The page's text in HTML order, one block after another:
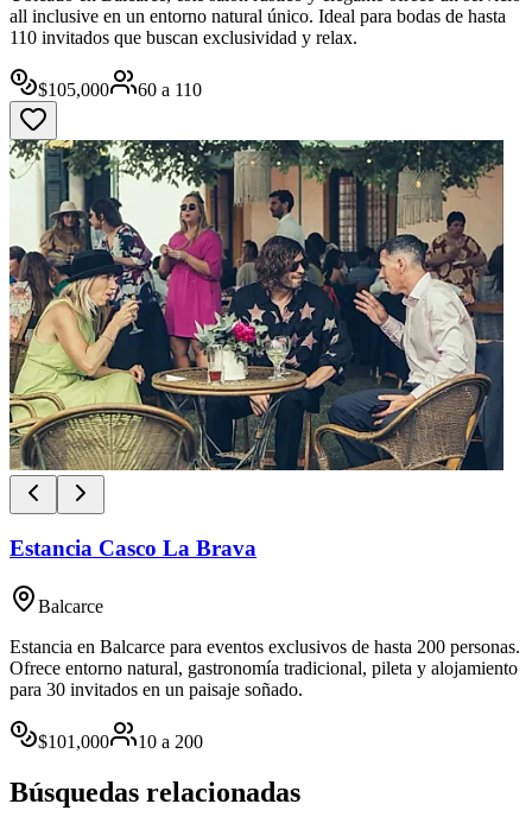
all inclusive en un entorno natural único. Ideal para bodas de hasta
110 invitados que buscan exclusividad y relax.
$105,000 60 a 110
Estancia Casco La Brava
Balcarce
Estancia en Balcarce para eventos exclusivos de hasta 200 personas.
Ofrece entorno natural, gastronomía tradicional, pileta y alojamiento
para 30 invitados en un paisaje soñado.
$101,000 10 a 200
Búsquedas relacionadas